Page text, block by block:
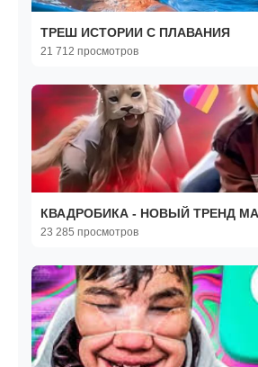
ТРЕШ ИСТОРИИ С ПЛАВАНИЯ
21 712 просмотров
КВАДРОБИКА - НОВЫЙ ТРЕНД
23 285 просмотров